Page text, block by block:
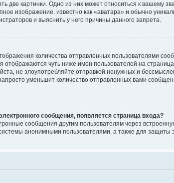
две картинки. Одно из них может относиться к вашему
изображение, известно как «аватара» и обычно
и выяснить у него причины данного запрета.
количества отправленных пользователями
чуть ниже имен пользователей на
не злоупотребляйте отправкой ненужных и
уменьшит количество отправленных вами
сообщения, появляется страница входа?
сообщения другим пользователям через
анонимными пользователями, а также для защиты